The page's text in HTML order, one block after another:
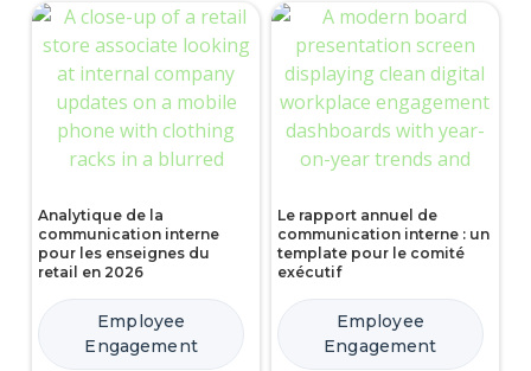
Analytique de la
communication interne
pour les enseignes du
retail en 2026
Employee
Engagement
Le rapport annuel de
communication interne : un
template pour le comité
exécutif
Employee
Engagement